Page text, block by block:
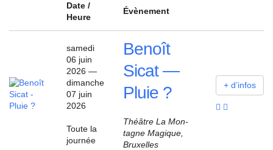
Date /
Heure
Évè­ne­ment
same­di
06 juin
2026 —
dimanche
07 juin
2026
Toute la
jour­née
Benoît
Sicat —
Pluie ?
Théâtre La Mon­
tagne Magique,
Bruxelles
+ d’in­fos